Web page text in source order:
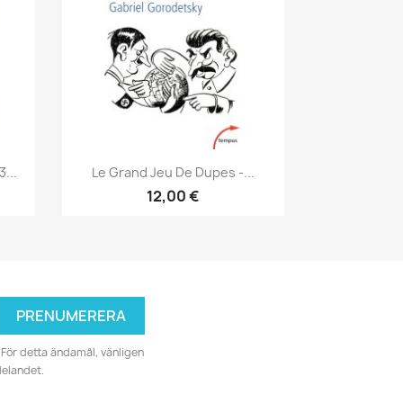
Snabbvy
Le Grand Jeu De Dupes -...
12,00 €
detta ändamål, vänligen